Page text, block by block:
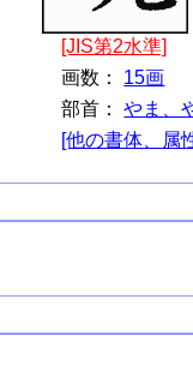
[JIS第2水準]
画数： 15画
部首：やま、
[他の書体、属